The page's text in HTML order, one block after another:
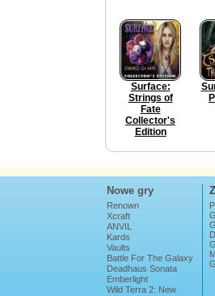
Surface:
Strings of
Fate
Collector's
Edition
Nowe gry
Renown
Xcraft
ANVIL
Kards
Vaults
Battle For The Galaxy
Deadhaus Sonata
Emberlight
Wild Terra 2: New